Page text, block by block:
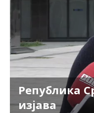
Република
изјава